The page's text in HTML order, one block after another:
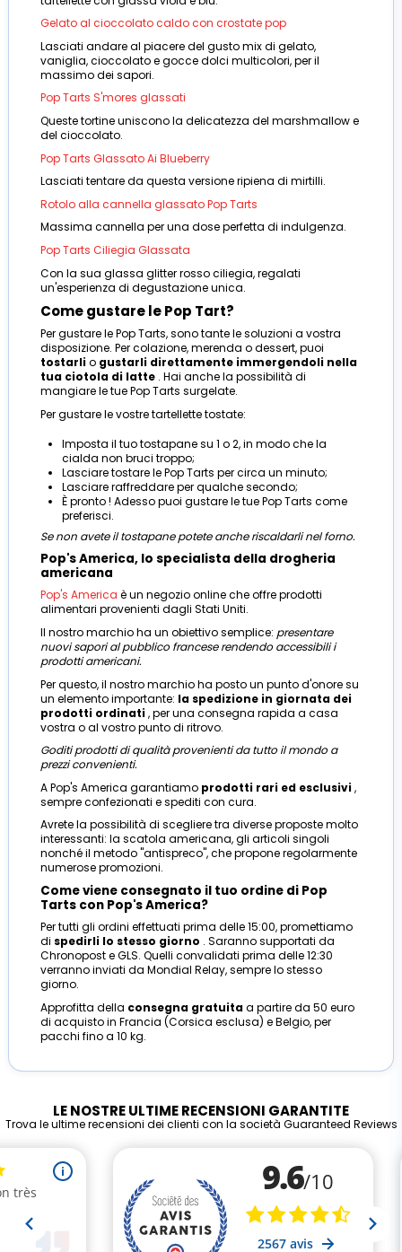
Gelato al cioccolato caldo con crostate pop
Lasciati andare al piacere del gusto mix di gelato,
vaniglia, cioccolato e gocce dolci multicolori, per il
massimo dei sapori.
Pop Tarts S'mores glassati
Queste tortine uniscono la delicatezza del marshmallow e
del cioccolato.
Pop Tarts Glassato Ai Blueberry
Lasciati tentare da questa versione ripiena di mirtilli.
Rotolo alla cannella glassato Pop Tarts
Massima cannella per una dose perfetta di indulgenza.
Pop Tarts Ciliegia Glassata
Con la sua glassa glitter rosso ciliegia, regalati
un'esperienza di degustazione unica.
Come gustare le Pop Tart?
Per gustare le Pop Tarts, sono tante le soluzioni a vostra
disposizione. Per colazione, merenda o dessert, puoi
tostarlio gustarli direttamente immergendoli nella
tua ciotola di latte . Hai anche la possibilità di
mangiare le tue Pop Tarts surgelate.
Per gustare le vostre tartellette tostate:
Imposta il tuo tostapane su 1 o 2, in modo che la
cialda non bruci troppo;
Lasciare tostare le Pop Tarts per circa un minuto;
Lasciare raffreddare per qualche secondo;
È pronto ! Adesso puoi gustare le tue Pop Tarts come
preferisci.
Se non avete il tostapane potete anche riscaldarli nel forno.
Pop's America, lo specialista della drogheria
americana
Pop's America è un negozio online che offre prodotti
alimentari provenienti dagli Stati Uniti.
Il nostro marchio ha un obiettivo semplice: presentare
nuovi sapori al pubblico francese rendendo accessibili i
prodotti americani.
Per questo, il nostro marchio ha posto un punto d'onore su
un elemento importante: la spedizione in giornata dei
prodotti ordinati, per una consegna rapida a casa
vostra o al vostro punto di ritrovo.
Goditi prodotti di qualità provenienti da tutto il mondo a
prezzi convenienti.
A Pop's America garantiamo prodotti rari ed esclusivi,
sempre confezionati e spediti con cura.
Avrete la possibilità di scegliere tra diverse proposte molto
interessanti: la scatola americana, gli articoli singoli
nonché il metodo "antispreco", che propone regolarmente
numerose promozioni.
Come viene consegnato il tuo ordine di Pop
Tarts con Pop's America?
Per tutti gli ordini effettuati prima delle 15:00, promettiamo
di spedirli lo stesso giorno . Saranno supportati da
Chronopost e GLS. Quelli convalidati prima delle 12:30
verranno inviati da Mondial Relay, sempre lo stesso
giorno.
Approfitta della consegna gratuitaa partire da 50 euro
di acquisto in Francia (Corsica esclusa) e Belgio, per
pacchi fino a 10 kg.
LE NOSTRE ULTIME RECENSIONI GARANTITE
Trova le ultime recensioni dei clienti con la società Guaranteed Reviews